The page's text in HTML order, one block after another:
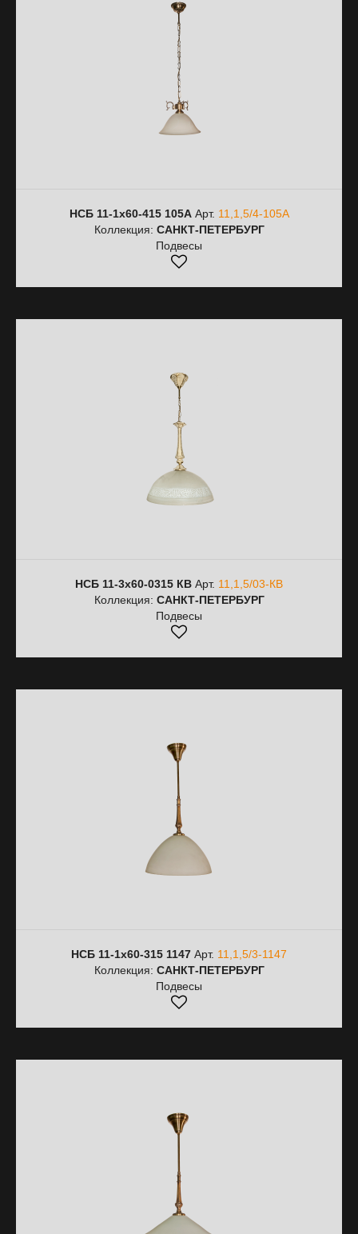
НСБ 11-1х60-415 105AАрт. 11,1,5/4-105A
Коллекция: САНКТ-ПЕТЕРБУРГ
Подвесы
НСБ 11-3х60-0315 КВ Арт. 11,1,5/03-КВ
Коллекция: САНКТ-ПЕТЕРБУРГ
Подвесы
НСБ 11-1х60-315 1147 Арт. 11,1,5/3-1147
Коллекция: САНКТ-ПЕТЕРБУРГ
Подвесы